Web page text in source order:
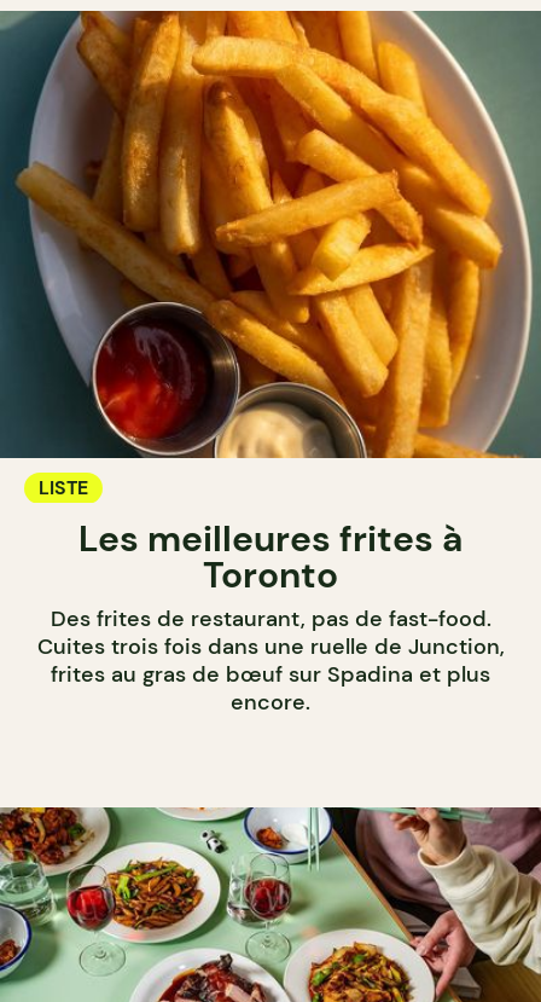
LISTE
Les meilleures frites à
Toronto
Des frites de restaurant, pas de fast-food.
Cuites trois fois dans une ruelle de Junction,
frites au gras de bœuf sur Spadina et plus
encore.